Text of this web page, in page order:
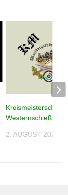
Westernschießen
2. AUGUST 2026